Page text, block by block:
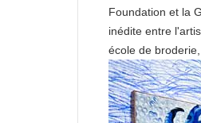
Foundation et la
inédite entre
école de